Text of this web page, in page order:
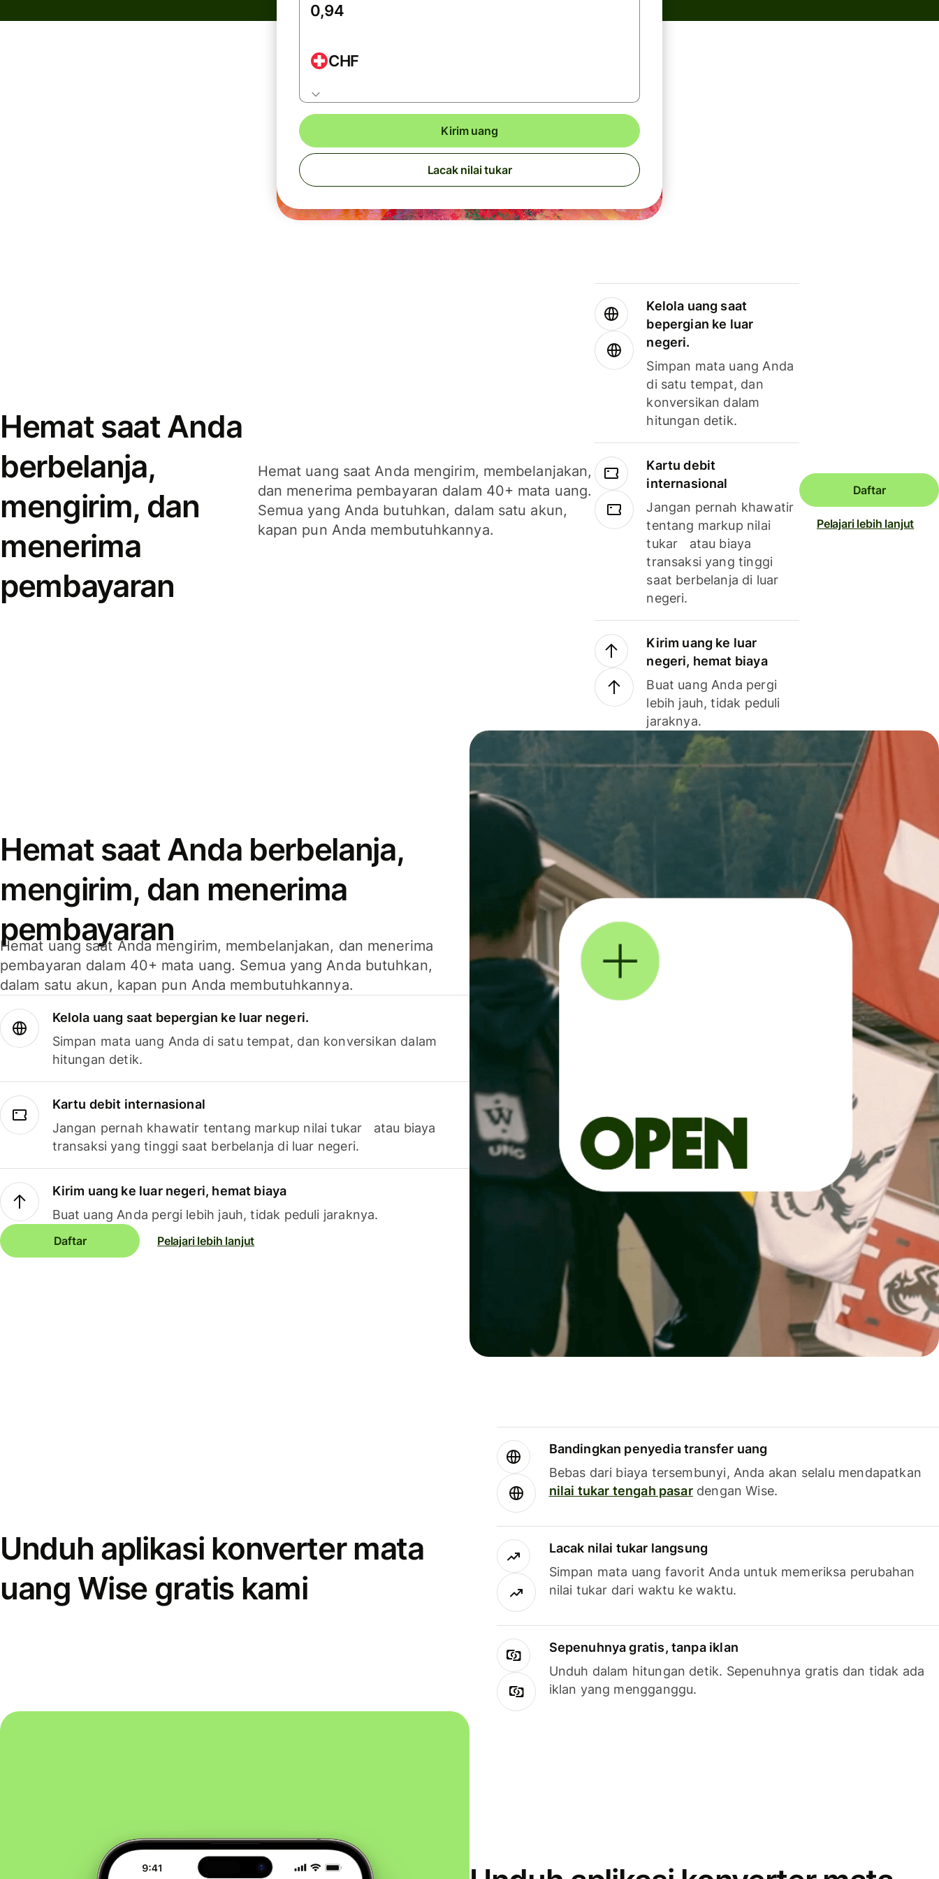
CHF
Kirim uang
Lacak nilai tukar
Hemat saat Anda
berbelanja,
mengirim, dan
menerima
pembayaran
Hemat uang saat Anda mengirim, membelanjakan,
dan menerima pembayaran dalam 40+ mata uang.
Semua yang Anda butuhkan, dalam satu akun,
kapan pun Anda membutuhkannya.
Kelola uang saat
bepergian ke luar
negeri.
Simpan mata uang Anda
di satu tempat, dan
konversikan dalam
hitungan detik.
Kartu debit
internasional
Jangan pernah khawatir
tentang markup nilai
tukar atau biaya
transaksi yang tinggi
saat berbelanja di luar
negeri.
Kirim uang ke luar
negeri, hemat biaya
Buat uang Anda pergi
lebih jauh, tidak peduli
jaraknya.
Daftar
Pelajari lebih lanjut
Hemat saat Anda berbelanja,
mengirim, dan menerima
pembayaran
Hemat uang saat Anda mengirim, membelanjakan, dan menerima
pembayaran dalam 40+ mata uang. Semua yang Anda butuhkan,
dalam satu akun, kapan pun Anda membutuhkannya.
Kelola uang saat bepergian ke luar negeri.
Simpan mata uang Anda di satu tempat, dan konversikan dalam
hitungan detik.
Kartu debit internasional
Jangan pernah khawatir tentang markup nilai tukar atau biaya
transaksi yang tinggi saat berbelanja di luar negeri.
Kirim uang ke luar negeri, hemat biaya
Buat uang Anda pergi lebih jauh, tidak peduli jaraknya.
Daftar Pelajari lebih lanjut
Unduh aplikasi konverter mata
uang Wise gratis kami
Bandingkan penyedia transfer uang
Bebas dari biaya tersembunyi, Anda akan selalu mendapatkan
nilai tukar tengah pasardengan Wise.
Lacak nilai tukar langsung
Simpan mata uang favorit Anda untuk memeriksa perubahan
nilai tukar dari waktu ke waktu.
Sepenuhnya gratis, tanpa iklan
Unduh dalam hitungan detik. Sepenuhnya gratis dan tidak ada
iklan yang mengganggu.